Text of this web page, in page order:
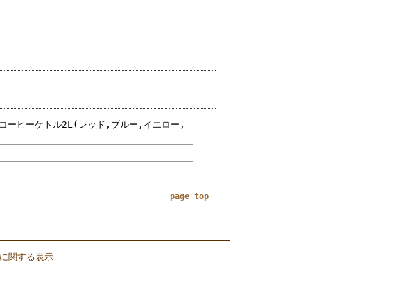
ーヒーケトル2L(レッド,ブルー,イエロー,
page top
関する表示